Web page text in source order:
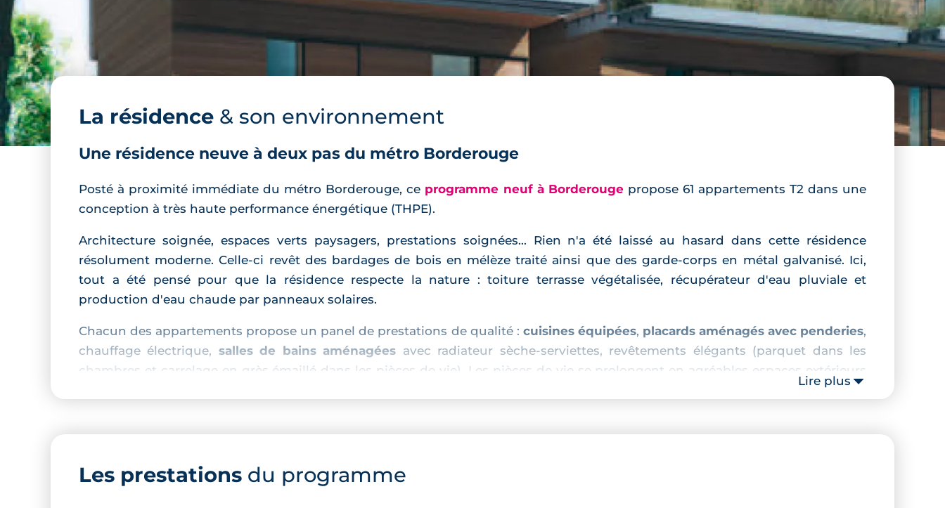
La résidence & son environnement
Une résidence neuve à deux pas du métro Borderouge
Posté à proximité immédiate du métro Borderouge, ce programme neuf à Borderougepropose 61 appartements T2 dans une
conception à très haute performance énergétique (THPE).
Architecture soignée, espaces verts paysagers, prestations soignées... Rien n'a été laissé au hasard dans cette résidence
résolument moderne. Celle-ci revêt des bardages de bois en mélèze traité ainsi que des garde-corps en métal galvanisé. Ici,
tout a été pensé pour que la résidence respecte la nature : toiture terrasse végétalisée, récupérateur d'eau pluviale et
production d'eau chaude par panneaux solaires.
Chacun des appartements propose un panel de prestations de qualité : cuisines équipées, placards aménagés avec penderies,
chauffage électrique, salles de bains aménagées avec radiateur sèche-serviettes, revêtements élégants (parquet dans les
chambres et carrelage en grès émaillé dans les pièces de vie). Les pièces de vie se prolongent en agréables espaces extérieurs
Vivre à Borderouge : quartier résidentiel à 25 minutes en métro du Capitole
Lire plus
Les prestations du programme